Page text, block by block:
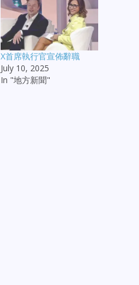
X首席執行官宣佈辭職
July 10, 2025
In "地方新聞"